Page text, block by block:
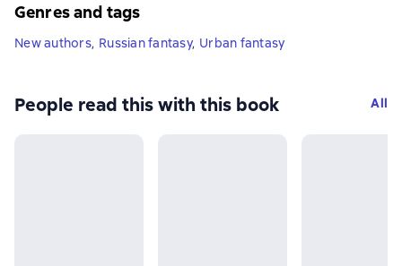
Genres and tags
New authors, Russian fantasy, Urban fantasy
People read this with this book All